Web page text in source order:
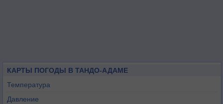
КАРТЫ ПОГОДЫ В ТАНДО-АДАМЕ
Температура
Давление